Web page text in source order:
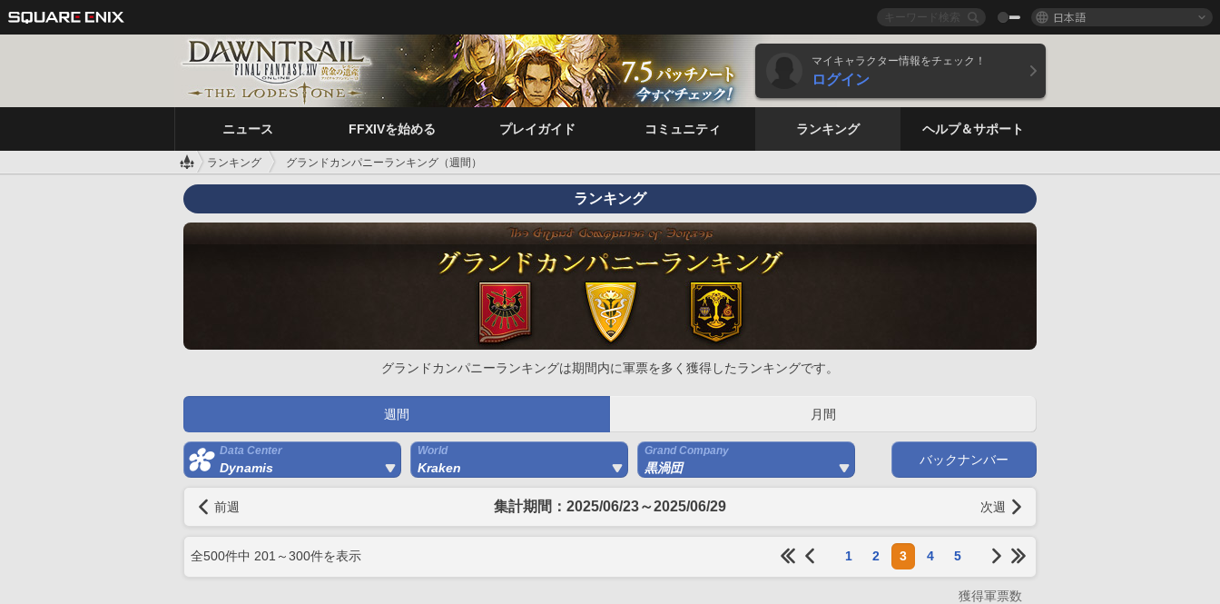
日本語
マイキャラクター情報をチェック！
ログイン
ニュース FFXIVを始める プレイガイド コミュニティ ランキング ヘルプ＆サポート
ランキング グランドカンパニーランキング（週間）
ランキング
グランドカンパニーランキングは期間内に軍票を多く獲得したランキングです。
週間 月間
Data Center
Dynamis
World
Kraken
Grand Company
黒渦団
バックナンバー
前週 集計期間：2025/06/23～2025/06/29 次週
全500件中 201 ～300件を表示 1 2 3 4 5
獲得軍票数